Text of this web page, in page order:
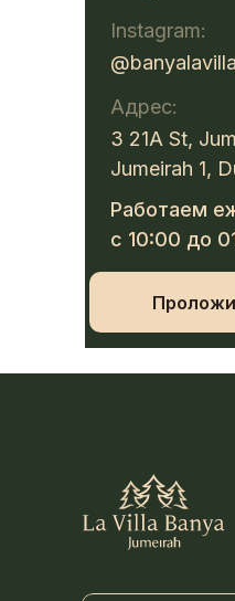
Работаем
с 10:00 до
Адрес:
3 21A St,
Jumeirah 1,
@banyalavilla
Instagram: